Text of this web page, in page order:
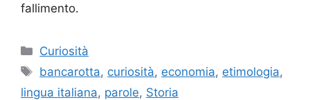
fallimento.
Categorie
Curiosità
Tag
bancarotta, curiosità, economia, etimologia,
lingua italiana, parole, Storia